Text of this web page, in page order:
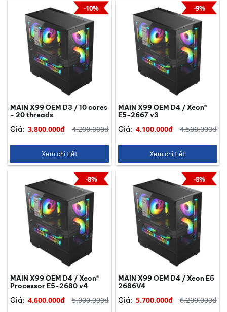
MAIN X99 OEM D3 / 10 cores
- 20 threads
Giá: 3.800.000đ 4.200.000đ
-10%
Xem chi tiết
MAIN X99 OEM D4 / Xeon®
E5-2667 v3
Giá: 4.100.000đ 4.500.000đ
-9%
Xem chi tiết
MAIN X99 OEM D4 / Xeon®
Processor E5-2680 v4
Giá: 4.600.000đ 5.000.000đ
-8%
MAIN X99 OEM D4 / Xeon E5
2686V4
Giá: 5.700.000đ 6.200.000đ
-8%